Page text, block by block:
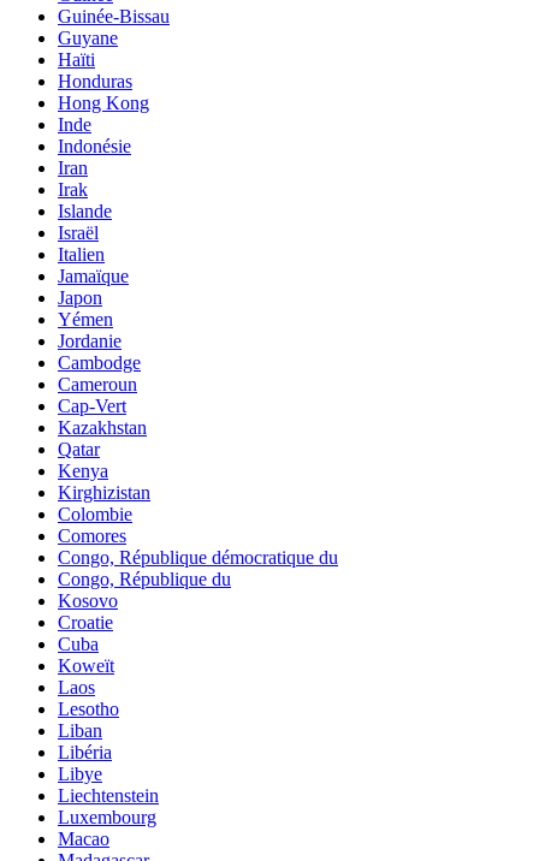
Guinée-Bissau
Guyane
Haïti
Honduras
Hong Kong
Inde
Indonésie
Iran
Irak
Islande
Israël
Italien
Jamaïque
Japon
Yémen
Jordanie
Cambodge
Cameroun
Cap-Vert
Kazakhstan
Qatar
Kenya
Kirghizistan
Colombie
Comores
Congo, République démocratique du
Congo, République du
Kosovo
Croatie
Cuba
Koweït
Laos
Lesotho
Liban
Libéria
Libye
Liechtenstein
Luxembourg
Macao